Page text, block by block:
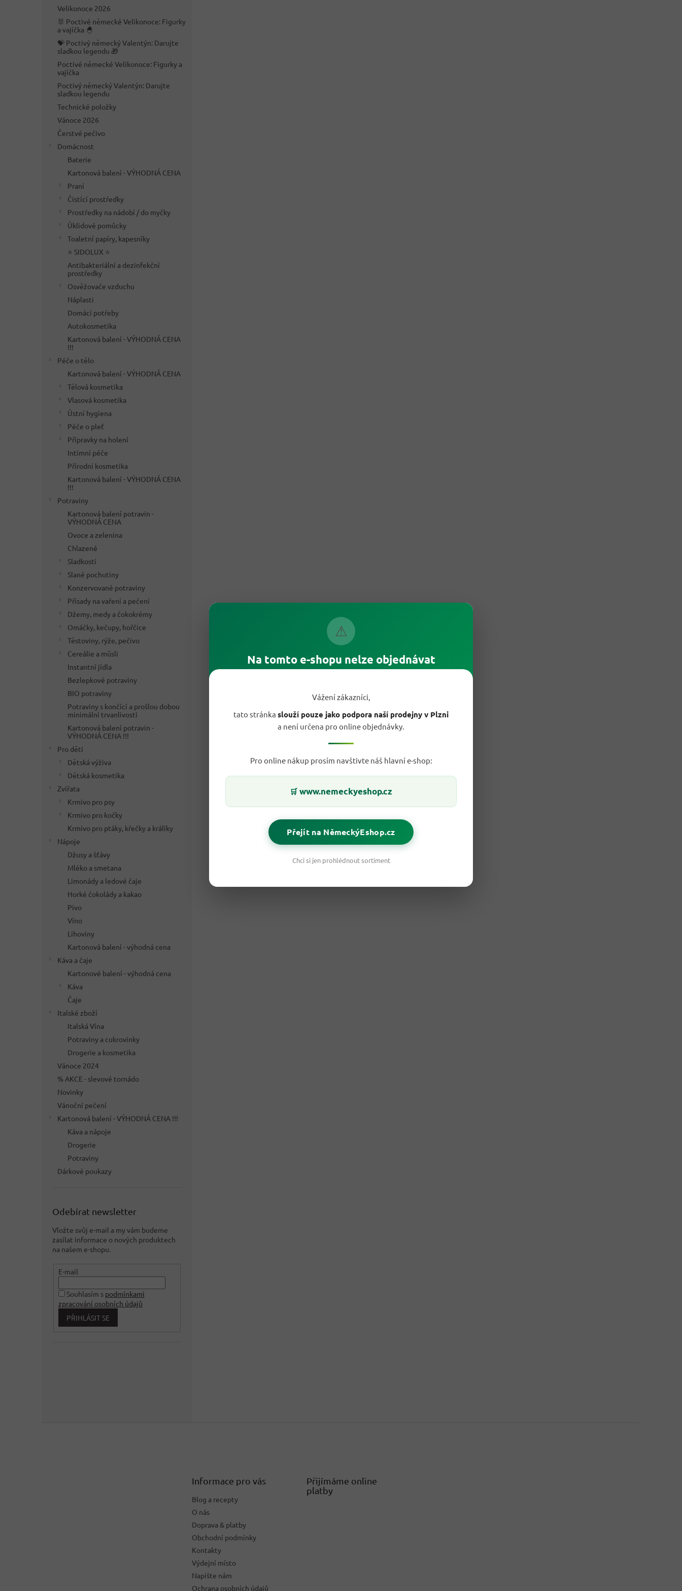
⚠
Na tomto e-shopu nelze objednávat
Vážení zákazníci,
tato stránka slouží pouze jako podpora naší prodejny v Plzni
a není určena pro online objednávky.
Pro online nákup prosím navštivte náš hlavní e-shop:
🛒 www.nemeckyeshop.cz
Přejít na NěmeckýEshop.cz
Chci si jen prohlédnout sortiment
Velikonoce 2026
🐰 Poctivé německé Velikonoce: Figurky
a vajíčka 🐣
💝 Poctivý německý Valentýn: Darujte
sladkou legendu 🎁
Poctivé německé Velikonoce: Figurky a
vajíčka
Poctivý německý Valentýn: Darujte
sladkou legendu
Technické položky
Vánoce 2026
Čerstvé pečivo
Domácnost
Baterie
Kartonová balení - VÝHODNÁ CENA
Praní
Čistící prostředky
Prostředky na nádobí / do myčky
Úklidové pomůcky
Toaletní papíry, kapesníky
⭐ SIDOLUX ⭐
Antibakteriální a dezinfekční
prostředky
Osvěžovače vzduchu
Náplasti
Domácí potřeby
Autokosmetika
Kartonová balení - VÝHODNÁ CENA
!!!
Péče o tělo
Kartonová balení - VÝHODNÁ CENA
Tělová kosmetika
Vlasová kosmetika
Ústní hygiena
Péče o pleť
Přípravky na holení
Intimní péče
Přírodní kosmetika
Kartonová balení - VÝHODNÁ CENA
!!!
Potraviny
Kartonová balení potravin -
VÝHODNÁ CENA
Ovoce a zelenina
Chlazené
Sladkosti
Slané pochutiny
Konzervované potraviny
Přísady na vaření a pečení
Džemy, medy a čokokrémy
Omáčky, kečupy, hořčice
Těstoviny, rýže, pečivo
Cereálie a müsli
Instantní jídla
Bezlepkové potraviny
BIO potraviny
Potraviny s končící a prošlou dobou
minimální trvanlivosti
Kartonová balení potravin -
VÝHODNÁ CENA !!!
Pro děti
Dětská výživa
Dětská kosmetika
Zvířata
Krmivo pro psy
Krmivo pro kočky
Krmivo pro ptáky, křečky a králíky
Nápoje
Džusy a šťávy
Mléko a smetana
Limonády a ledové čaje
Horké čokolády a kakao
Pivo
Víno
Lihoviny
Kartonová balení - výhodná cena
Káva a čaje
Kartonové balení - výhodná cena
Káva
Čaje
Italské zboží
Italská Vína
Potraviny a cukrovinky
Drogerie a kosmetika
Vánoce 2024
% AKCE - slevové tornádo
Novinky
Vánoční pečení
Kartonová balení - VÝHODNÁ CENA !!!
Káva a nápoje
Drogerie
Potraviny
Dárkové poukazy
Odebírat newsletter
Vložte svůj e-mail a my vám budeme
zasílat informace o nových produktech
na našem e-shopu.
E-mail
Souhlasím s podmínkami
zpracování osobních údajů
PŘIHLÁSIT SE
Informace pro vás
Blog a recepty
O nás
Doprava & platby
Obchodní podmínky
Kontakty
Výdejní místo
Napište nám
Ochrana osobních údajů
Přijímáme online
platby